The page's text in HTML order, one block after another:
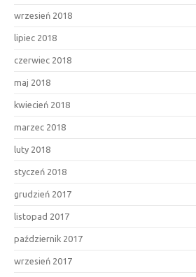
wrzesień 2018
lipiec 2018
czerwiec 2018
maj 2018
kwiecień 2018
marzec 2018
luty 2018
styczeń 2018
grudzień 2017
listopad 2017
październik 2017
wrzesień 2017